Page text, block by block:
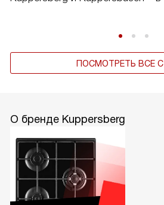
ПОСМОТРЕТЬ ВСЕ
О бренде Kuppersberg